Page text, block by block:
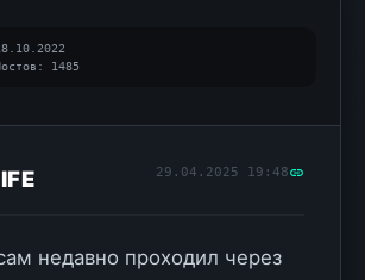
1485
29.04.2025 19:48
недавно проходил через